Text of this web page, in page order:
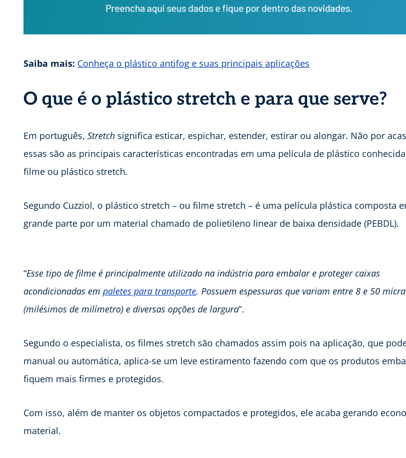
Saiba mais: Conheça o plástico antifog e suas principais aplicações
O que é o plástico stretch e para que serve?
Em português, Stretch significa esticar, espichar, estender, estirar ou alongar. Não por
essas são as principais características encontradas em uma película de plástico
filme ou plástico stretch.
Segundo Cuzziol, o plástico stretch – ou filme stretch – é uma película plástica composta
grande parte por um material chamado de polietileno linear de baixa densidade (PEBDL).
“Esse tipo de filme é principalmente utilizado na indústria para embalar e proteger caixas
acondicionadas em paletes para transporte. Possuem espessuras que variam entre 8 e 50 micra
(milésimos de milímetro) e diversas opções de largura”.
Segundo o especialista, os filmes stretch são chamados assim pois na aplicação, que
manual ou automática, aplica-se um leve estiramento fazendo com que os produtos
fiquem mais firmes e protegidos.
Com isso, além de manter os objetos compactados e protegidos, ele acaba gerando
material.